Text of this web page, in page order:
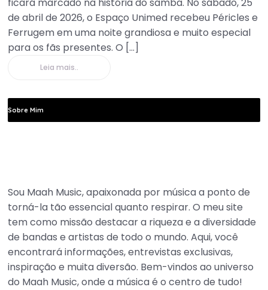
de abril de 2026, o Espaço Unimed recebeu Péricles e
Ferrugem em uma noite grandiosa e muito especial
para os fãs presentes. O […]
Leia mais..
Sobre Mim
Sou Maah Music, apaixonada por música a ponto de
torná-la tão essencial quanto respirar. O meu site
tem como missão destacar a riqueza e a diversidade
de bandas e artistas de todo o mundo. Aqui, você
encontrará informações, entrevistas exclusivas,
inspiração e muita diversão. Bem-vindos ao universo
do Maah Music, onde a música é o centro de tudo!